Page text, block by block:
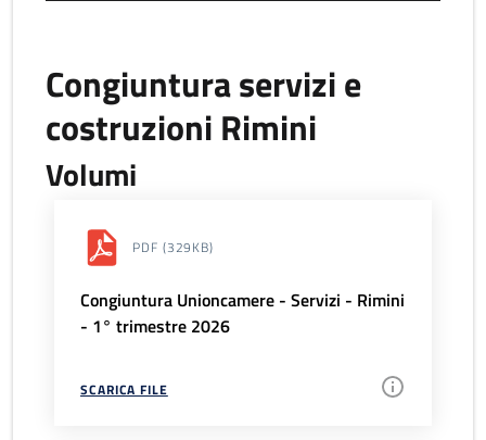
Congiuntura servizi e
costruzioni Rimini
Volumi
PDF (329KB)
Congiuntura Unioncamere - Servizi - Rimini
- 1° trimestre 2026
SCARICA FILE